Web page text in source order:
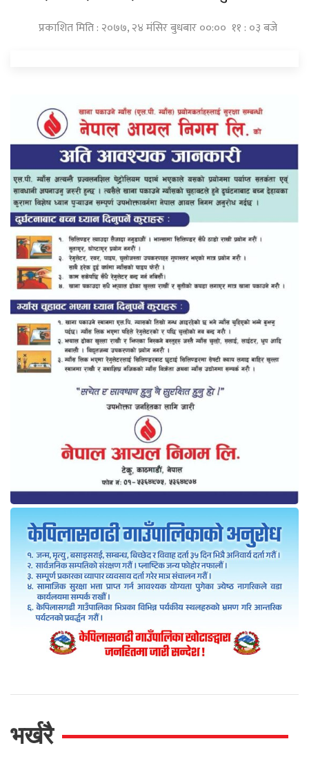
प्रकाशित मिति : २०७७, २४ मंसिर बुधबार ००:०० ११ : ०३ बजे
भर्खरै